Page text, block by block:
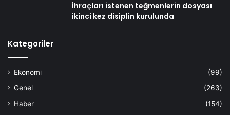
İhraçları istenen teğmenlerin dosyası
ikinci kez disiplin kurulunda
Kategoriler
Ekonomi
(99)
Genel
(263)
Haber
(154)